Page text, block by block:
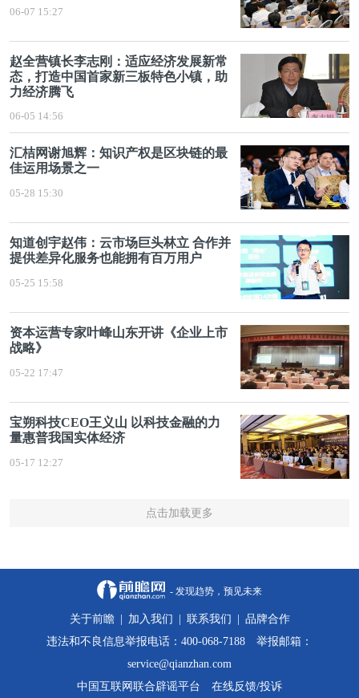
06-07 15:27
赵全营镇长李志刚：适应经济发展新常
态，打造中国首家新三板特色小镇，助
力经济腾飞
06-05 14:56
汇桔网谢旭辉：知识产权是区块链的最
佳运用场景之一
05-28 15:30
知道创宇赵伟：云市场巨头林立 合作并
提供差异化服务也能拥有百万用户
05-25 15:58
资本运营专家叶峰山东开讲《企业上市
战略》
05-22 17:47
宝朔科技CEO王义山 以科技金融的力
量惠普我国实体经济
05-17 12:27
点击加载更多
- 发现趋势，预见未来
关于前瞻 加入我们 联系我们
品牌合作
违法和不良信息举报电话：400-068-7188 举报邮箱：
service@qianzhan.com
中国互联网联合辟谣平台
在线反馈/投诉